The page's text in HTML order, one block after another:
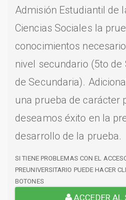
Admisión Estudiantil de
Ciencias Sociales la
conocimientos
nivel secundario (5to de
de Secundaria).
una prueba de carácter
deseamos éxito en la
desarrollo de la prueba.
SI TIENE PROBLEMAS CON EL
PREUNIVERSITARIO PUEDE HACER
BOTONES
ACCEDER AL